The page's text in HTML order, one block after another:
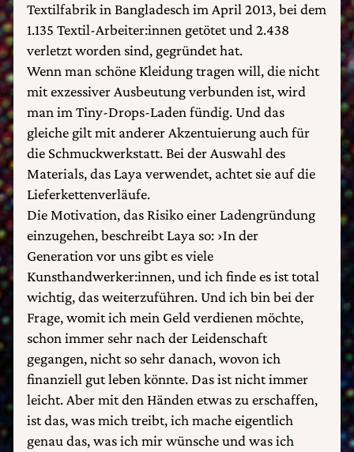
Textilfabrik in Bangladesch im April 2013, bei dem
1.135 Textil-Arbeiter:innen getötet und 2.438
verletzt worden sind, gegründet hat.
Wenn man schöne Kleidung tragen will, die nicht
mit exzessiver Ausbeutung verbunden ist, wird
man im Tiny-Drops-Laden fündig. Und das
gleiche gilt mit anderer Akzentuierung auch für
die Schmuckwerkstatt. Bei der Auswahl des
Materials, das Laya verwendet, achtet sie auf die
Lieferkettenverläufe.
Die Motivation, das Risiko einer Ladengründung
einzugehen, beschreibt Laya so: ›In der
Generation vor uns gibt es viele
Kunsthandwerker:innen, und ich finde es ist total
wichtig, das weiterzuführen. Und ich bin bei der
Frage, womit ich mein Geld verdienen möchte,
schon immer sehr nach der Leidenschaft
gegangen, nicht so sehr danach, wovon ich
finanziell gut leben könnte. Das ist nicht immer
leicht. Aber mit den Händen etwas zu erschaffen,
ist das, was mich treibt, ich mache eigentlich
genau das, was ich mir wünsche und was ich